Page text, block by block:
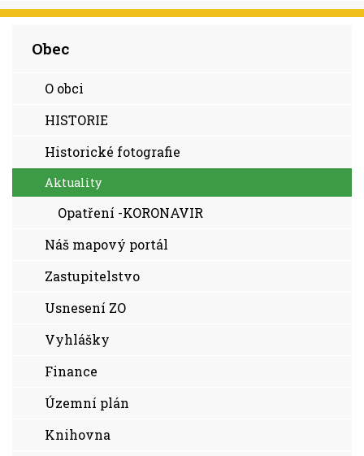
Obec
O obci
HISTORIE
Historické fotografie
Aktuality
Opatření -KORONAVIR
Náš mapový portál
Zastupitelstvo
Usnesení ZO
Vyhlášky
Finance
Územní plán
Knihovna